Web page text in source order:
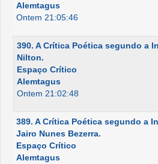
Alemtagus
Ontem 21:05:46
390. A Crítica Poética segundo a
Nilton.
Espaço Crítico
Alemtagus
Ontem 21:02:48
389. A Crítica Poética segundo a
Jairo Nunes Bezerra.
Espaço Crítico
Alemtagus